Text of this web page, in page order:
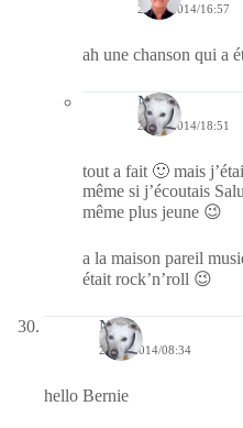
27/11/2014/16:57
ah une chanson qui a
Nays
27/11/2014/18:51
tout a fait 🙂 mais
même si j’écoutais
même plus jeune 😉
a la maison pareil
était rock’n’roll 😉
Nays
26/11/2014/08:34
hello Bernie